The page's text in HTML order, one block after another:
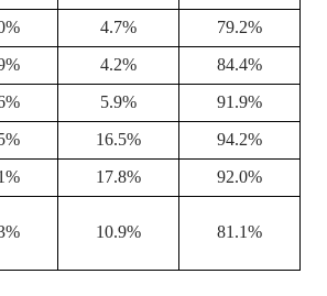
4.7%
79.2%
4.2%
84.4%
5.9%
91.9%
16.5%
94.2%
17.8%
92.0%
10.9% 81.1%